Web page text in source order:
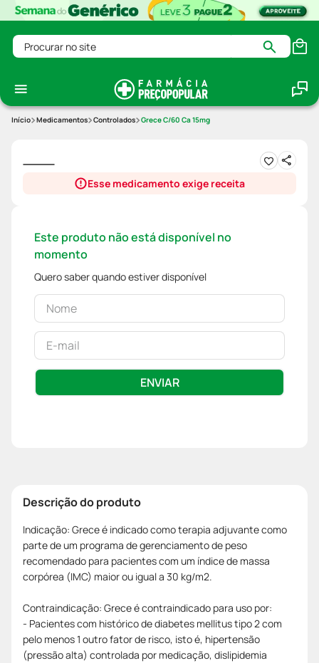
Procurar no site
Medicamentos Controlados Grece C/60 Ca 15mg
Esse medicamento exige receita
Este produto não está disponível no
momento
Quero saber quando estiver disponível
ENVIAR
Descrição do produto
Indicação: Grece é indicado como terapia adjuvante como
parte de um programa de gerenciamento de peso
recomendado para pacientes com um índice de massa
corpórea (IMC) maior ou igual a 30 kg/m2.
Contraindicação: Grece é contraindicado para uso por:
- Pacientes com histórico de diabetes mellitus tipo 2 com
pelo menos 1 outro fator de risco, isto é, hipertensão
(pressão alta) controlada por medicação, dislipidemia